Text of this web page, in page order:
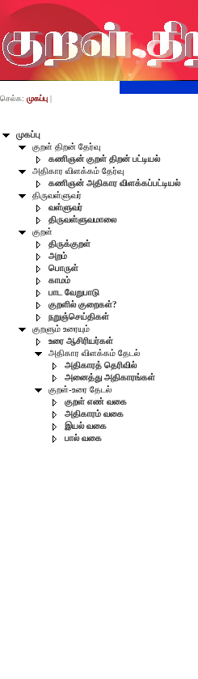
முகப்பு
குறள் திறன் தேர்வு
கணிஞன் குறள் திறன் பட்டியல்
அதிகார விளக்கம் தேர்வு
கணிஞன் அதிகார விளக்கப்பட்டியல்
திருவள்ளுவர்
வள்ளுவர்
திருவள்ளுவமாலை
குறள்
திருக்குறள்
அறம்
பொருள்
காமம்
பாட வேறுபாடு
குறளில் குறைகள்?
நறுஞ்செய்திகள்
குறளும் உரையும்
உரை ஆசிரியர்கள்
அதிகார விளக்கம் தேடல்
அதிகாரத் தெரிவில்
அனைத்து அதிகாரங்கள்
குறள்-உரை தேடல்
குறள் எண் வகை
அதிகாரம் வகை
இயல் வகை
பால் வகை
செல்க: முகப்பு |